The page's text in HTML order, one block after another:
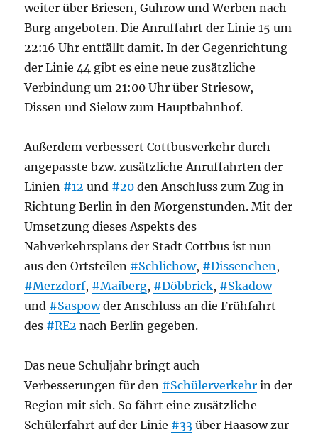
weiter über Briesen, Guhrow und Werben nach
Burg angeboten. Die Anruffahrt der Linie 15 um
22:16 Uhr entfällt damit. In der Gegenrichtung
der Linie 44 gibt es eine neue zusätzliche
Verbindung um 21:00 Uhr über Striesow,
Dissen und Sielow zum Hauptbahnhof.
Außerdem verbessert Cottbusverkehr durch
angepasste bzw. zusätzliche Anruffahrten der
Linien #12 und #20 den Anschluss zum Zug in
Richtung Berlin in den Morgenstunden. Mit der
Umsetzung dieses Aspekts des
Nahverkehrsplans der Stadt Cottbus ist nun
aus den Ortsteilen #Schlichow, #Dissenchen,
#Merzdorf, #Maiberg, #Döbbrick, #Skadow
und #Saspowder Anschluss an die Frühfahrt
des #RE2 nach Berlin gegeben.
Das neue Schuljahr bringt auch
Verbesserungen für den #Schülerverkehr in der
Region mit sich. So fährt eine zusätzliche
Schülerfahrt auf der Linie #33 über Haasow zur